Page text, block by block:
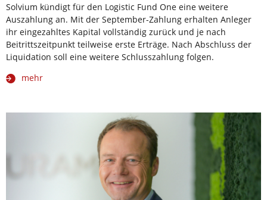
Solvium kündigt für den Logistic Fund One eine weitere
Auszahlung an. Mit der September-Zahlung erhalten Anleger
ihr eingezahltes Kapital vollständig zurück und je nach
Beitrittszeitpunkt teilweise erste Erträge. Nach Abschluss der
Liquidation soll eine weitere Schlusszahlung folgen.
mehr